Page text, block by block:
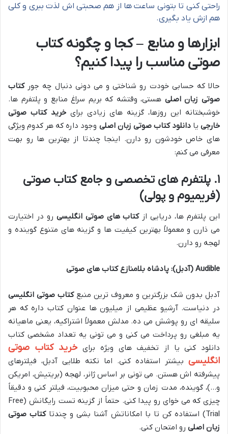
راحتی کنی تا بتونی ساعت ها از هم صحبتی اش لذت ببری و کلی
هم ازش یاد بگیری.
ابزارها و منابع – کجا و چگونه کتاب
صوتی مناسب را پیدا کنیم؟
حالا که حسابی خودت رو شناختی و می دونی دنبال چه جورکتاب
صوتی زبان اصلی هستی، وقتشه که بریم سراغ منابع و پلتفرم ها.
خوشبختانه این روزها، گزینه های زیادی برای خرید کتاب صوتی
خارجییادانلود کتاب صوتی زبان اصلی وجود داره که هر کدوم ویژگی
های خاص خودشون رو دارن. اینجا چندتا از بهترین ها رو بهت
معرفی می کنم:
۱. پلتفرم های تخصصی و جامع کتاب صوتی
(فریمیوم و پولی)
این پلتفرم ها، دریایی ازکتاب های صوتی انگلیسی رو در اختیارت
می ذارن و معمولاً بهترین کیفیت ها و گزینه های متنوع گوینده و
لهجه رو دارن.
Audible (آدبل): پادشاه بلامنازع کتاب های صوتی
آدبل بدون شک بزرگترین و معروف ترین منبعکتاب صوتی انگلیسی
در دنیاست. آرشیو عظیمی از میلیون ها عنوان کتاب داره که هر
سلیقه ای رو پوشش می ده. مدلش معمولاً اشتراکیه، یعنی ماهیانه
یه مبلغی رو پرداخت می کنی و می تونی یه تعداد مشخصی کتاب
دانلود کنی یا از تخفیف های ویژه برایخرید کتاب صوتی
انگلیسی بیشتر استفاده کنی. اما نکته طلایی آدبل، فیلترهای
پیشرفته اش هستن. می تونی بر اساس ژانر، لهجه (بریتیش، امریکن
و…)، گوینده، مدت زمان و حتی میزان محبوبیت، فیلتر کنی و دقیقاً
چیزی که می خوای رو پیدا کنی. حتماً از گزینه تست رایگانش (Free
Trial) استفاده کن تا با امکاناتش آشنا بشی و چندتا
کتاب صوتی
زبان اصلی رو امتحان کنی.